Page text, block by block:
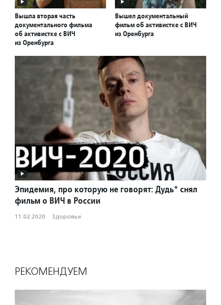
Вышла вторая часть
документального фильма
об активистке с ВИЧ
из Оренбурга
Вышел документальный
фильм об активистке с ВИЧ
из Оренбурга
Эпидемия, про которую не говорят: Дудь* снял
фильм о ВИЧ в России
11.02.2020 · Здоровье
РЕКОМЕНДУЕМ